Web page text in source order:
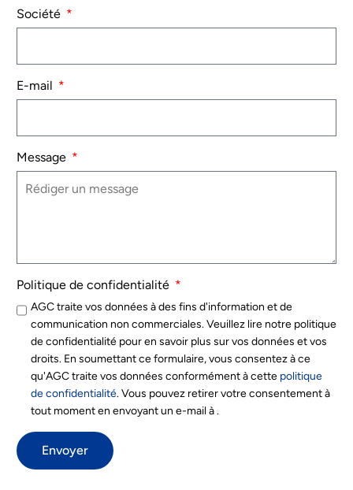
Société
E-mail
Message
Politique de confidentialité
AGC traite vos données à des fins d'information et de
communication non commerciales. Veuillez lire notre politique
de confidentialité pour en savoir plus sur vos données et vos
droits. En soumettant ce formulaire, vous consentez à ce
qu'AGC traite vos données conformément à cette politique
de confidentialité. Vous pouvez retirer votre consentement à
tout moment en envoyant un e-mail à.
Envoyer